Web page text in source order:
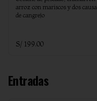
arroz con mariscos y dos
de cangrejo
S/ 199.00
Entradas